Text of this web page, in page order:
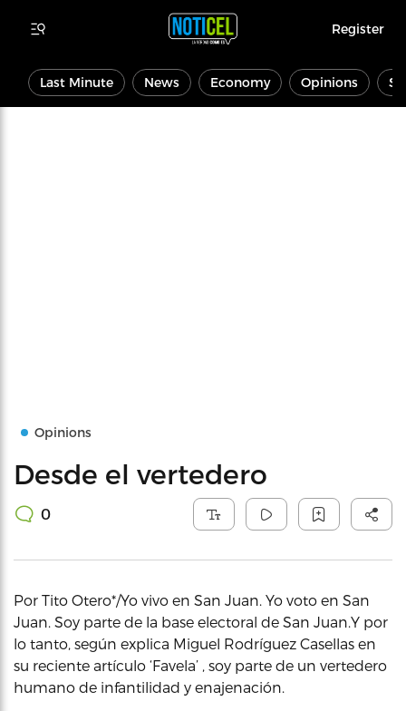
Register
Last Minute News Economy Opinions
Opinions
Desde el vertedero
0
Por Tito Otero*/Yo vivo en San Juan. Yo voto en San
Juan. Soy parte de la base electoral de San Juan.Y por
lo tanto, según explica Miguel Rodríguez Casellas en
su reciente artículo ‘Favela’ , soy parte de un vertedero
humano de infantilidad y enajenación.